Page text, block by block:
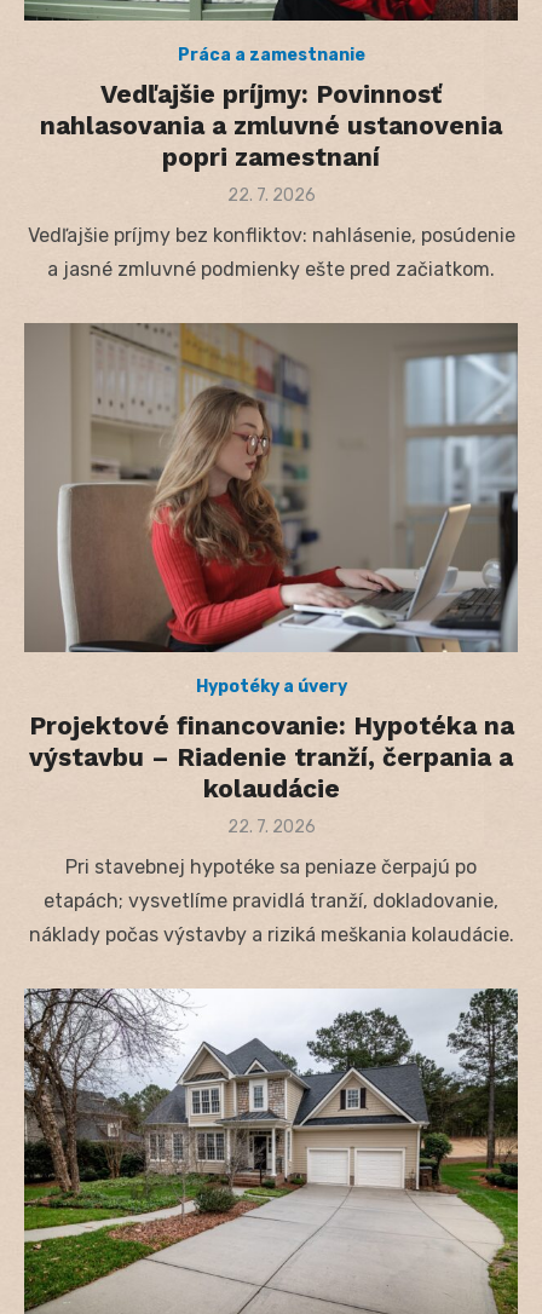
Práca a zamestnanie
Vedľajšie príjmy: Povinnosť
nahlasovania a zmluvné ustanovenia
popri zamestnaní
Posted
22. 7. 2026
Vedľajšie príjmy bez konfliktov: nahlásenie, posúdenie
a jasné zmluvné podmienky ešte pred začiatkom.
Hypotéky a úvery
Projektové financovanie: Hypotéka na
výstavbu – Riadenie tranží, čerpania a
kolaudácie
Posted
22. 7. 2026
Pri stavebnej hypotéke sa peniaze čerpajú po
etapách; vysvetlíme pravidlá tranží, dokladovanie,
náklady počas výstavby a riziká meškania kolaudácie.